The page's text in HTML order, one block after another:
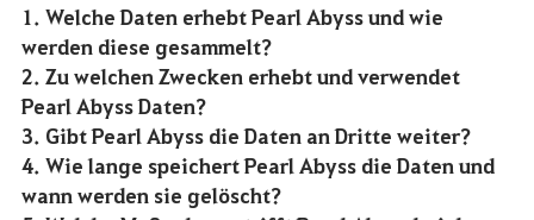
1. Welche Daten erhebt Pearl Abyss und wie
werden diese gesammelt?
2. Zu welchen Zwecken erhebt und verwendet
Pearl Abyss Daten?
3. Gibt Pearl Abyss die Daten an Dritte weiter?
4. Wie lange speichert Pearl Abyss die Daten und
wann werden sie gelöscht?